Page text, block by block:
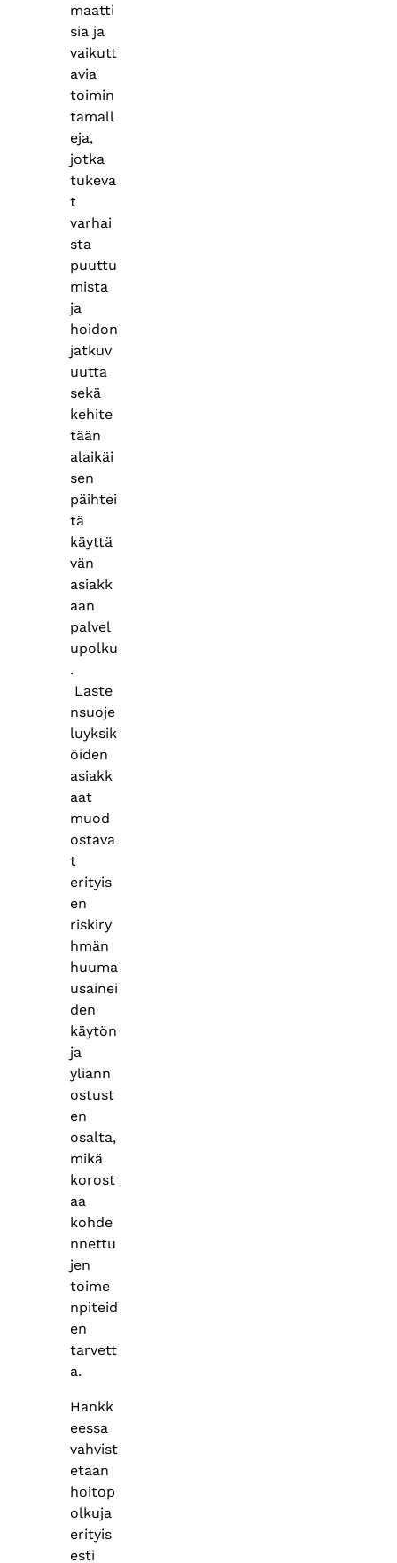
maatti
sia ja
vaikutt
avia
toimin
tamall
eja,
jotka
tukeva
t
varhai
sta
puuttu
mista
ja
hoidon
jatkuv
uutta
sekä
kehite
tään
alaikäi
sen
päihtei
tä
käyttä
vän
asiakk
aan
palvel
upolku
.
Laste
nsuoje
luyksik
öiden
asiakk
aat
muod
ostava
t
erityis
en
riskiry
hmän
huuma
usainei
den
käytön
ja
yliann
ostust
en
osalta,
mikä
korost
aa
kohde
nnettu
jen
toime
npiteid
en
tarvett
a.
Hankk
eessa
vahvist
etaan
hoitop
olkuja
erityis
esti